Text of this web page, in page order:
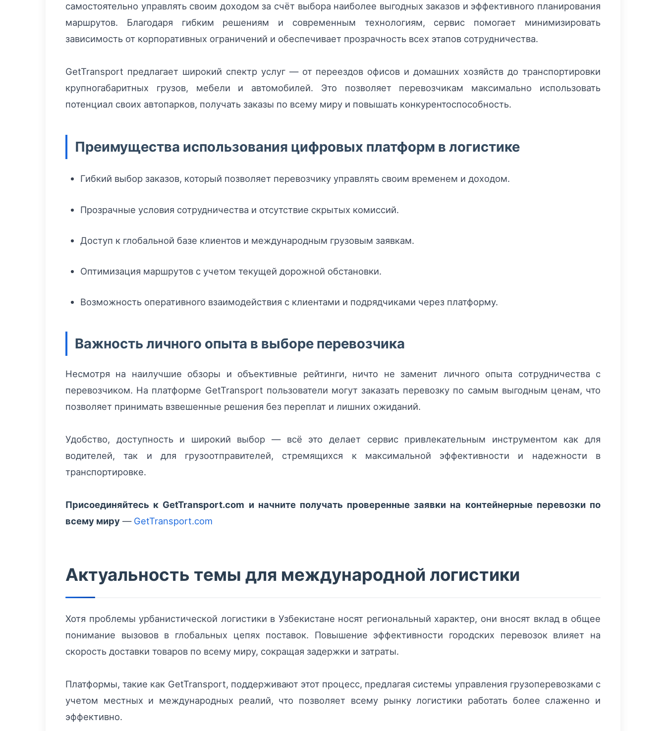
самостоятельно управлять своим доходом за счёт выбора наиболее выгодных заказов и эффективного планирования
маршрутов. Благодаря гибким решениям и современным технологиям, сервис помогает минимизировать
зависимость от корпоративных ограничений и обеспечивает прозрачность всех этапов сотрудничества.
GetTransport предлагает широкий спектр услуг — от переездов офисов и домашних хозяйств до транспортировки
крупногабаритных грузов, мебели и автомобилей. Это позволяет перевозчикам максимально использовать
потенциал своих автопарков, получать заказы по всему миру и повышать конкурентоспособность.
Преимущества использования цифровых платформ в логистике
Гибкий выбор заказов, который позволяет перевозчику управлять своим временем и доходом.
Прозрачные условия сотрудничества и отсутствие скрытых комиссий.
Доступ к глобальной базе клиентов и международным грузовым заявкам.
Оптимизация маршрутов с учетом текущей дорожной обстановки.
Возможность оперативного взаимодействия с клиентами и подрядчиками через платформу.
Важность личного опыта в выборе перевозчика
Несмотря на наилучшие обзоры и объективные рейтинги, ничто не заменит личного опыта сотрудничества с
перевозчиком. На платформе GetTransport пользователи могут заказать перевозку по самым выгодным ценам, что
позволяет принимать взвешенные решения без переплат и лишних ожиданий.
Удобство, доступность и широкий выбор — всё это делает сервис привлекательным инструментом как для
водителей, так и для грузоотправителей, стремящихся к максимальной эффективности и надежности в
транспортировке.
Присоединяйтесь к GetTransport.com и начните получать проверенные заявки на контейнерные перевозки по
всему миру — GetTransport.com
Актуальность темы для международной логистики
Хотя проблемы урбанистической логистики в Узбекистане носят региональный характер, они вносят вклад в общее
понимание вызовов в глобальных цепях поставок. Повышение эффективности городских перевозок влияет на
скорость доставки товаров по всему миру, сокращая задержки и затраты.
Платформы, такие как GetTransport, поддерживают этот процесс, предлагая системы управления грузоперевозками с
учетом местных и международных реалий, что позволяет всему рынку логистики работать более слаженно и
эффективно.